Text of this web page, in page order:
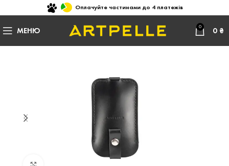
Оплачуйте частинами до 4 платежів
МЕНЮ 0 0 ₴